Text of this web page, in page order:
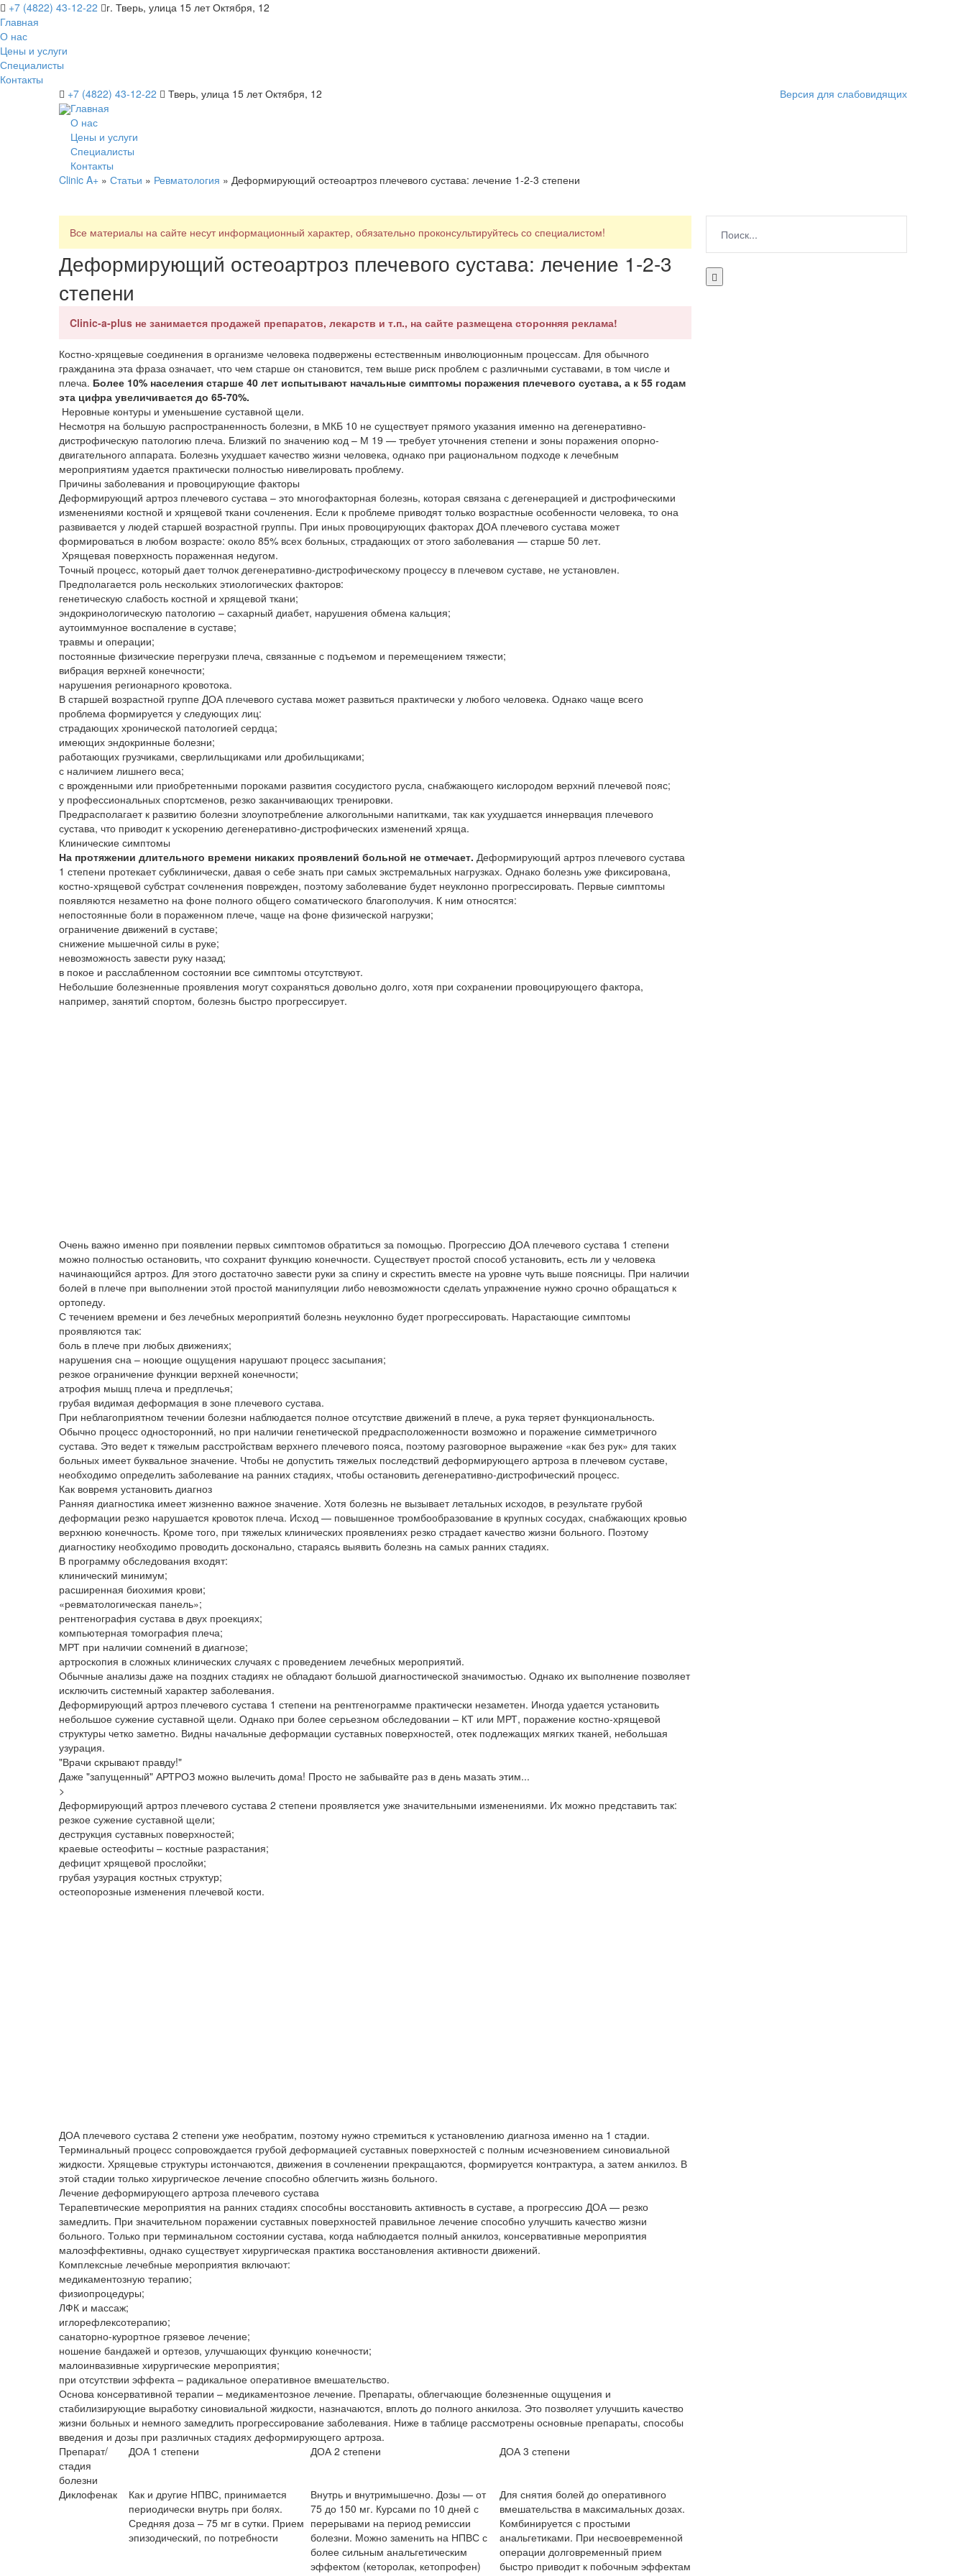
+7 (4822) 43-12-22
г. Тверь, улица 15 лет Октября, 12
Главная
О нас
Цены и услуги
Специалисты
Контакты
+7 (4822) 43-12-22
Тверь, улица 15 лет Октября, 12
Версия для слабовидящих
Главная
О нас
Цены и услуги
Специалисты
Контакты
Clinic A+ » Статьи » Ревматология » Деформирующий остеоартроз плечевого сустава: лечение 1-2-3 степени
Все материалы на сайте несут информационный характер, обязательно проконсультируйтесь со специалистом!
Деформирующий остеоартроз плечевого сустава: лечение 1-2-3
степени
Clinic-a-plus не занимается продажей препаратов, лекарств и т.п., на сайте размещена сторонняя реклама!
Костно-хрящевые соединения в организме человека подвержены естественным инволюционным процессам. Для обычного
гражданина эта фраза означает, что чем старше он становится, тем выше риск проблем с различными суставами, в том числе и
плеча. Более 10% населения старше 40 лет испытывают начальные симптомы поражения плечевого сустава, а к 55 годам
эта цифра увеличивается до 65-70%.
Неровные контуры и уменьшение суставной щели.
Несмотря на большую распространенность болезни, в МКБ 10 не существует прямого указания именно на дегенеративно-
дистрофическую патологию плеча. Близкий по значению код – М 19 — требует уточнения степени и зоны поражения опорно-
двигательного аппарата. Болезнь ухудшает качество жизни человека, однако при рациональном подходе к лечебным
мероприятиям удается практически полностью нивелировать проблему.
Причины заболевания и провоцирующие факторы
Деформирующий артроз плечевого сустава – это многофакторная болезнь, которая связана с дегенерацией и дистрофическими
изменениями костной и хрящевой ткани сочленения. Если к проблеме приводят только возрастные особенности человека, то она
развивается у людей старшей возрастной группы. При иных провоцирующих факторах ДОА плечевого сустава может
формироваться в любом возрасте: около 85% всех больных, страдающих от этого заболевания — старше 50 лет.
Хрящевая поверхность пораженная недугом.
Точный процесс, который дает толчок дегенеративно-дистрофическому процессу в плечевом суставе, не установлен.
Предполагается роль нескольких этиологических факторов:
генетическую слабость костной и хрящевой ткани;
эндокринологическую патологию – сахарный диабет, нарушения обмена кальция;
аутоиммунное воспаление в суставе;
травмы и операции;
постоянные физические перегрузки плеча, связанные с подъемом и перемещением тяжести;
вибрация верхней конечности;
нарушения регионарного кровотока.
В старшей возрастной группе ДОА плечевого сустава может развиться практически у любого человека. Однако чаще всего
проблема формируется у следующих лиц:
страдающих хронической патологией сердца;
имеющих эндокринные болезни;
работающих грузчиками, сверлильщиками или дробильщиками;
с наличием лишнего веса;
с врожденными или приобретенными пороками развития сосудистого русла, снабжающего кислородом верхний плечевой пояс;
у профессиональных спортсменов, резко заканчивающих тренировки.
Предрасполагает к развитию болезни злоупотребление алкогольными напитками, так как ухудшается иннервация плечевого
сустава, что приводит к ускорению дегенеративно-дистрофических изменений хряща.
Клинические симптомы
На протяжении длительного времени никаких проявлений больной не отмечает. Деформирующий артроз плечевого сустава
1 степени протекает субклинически, давая о себе знать при самых экстремальных нагрузках. Однако болезнь уже фиксирована,
костно-хрящевой субстрат сочленения поврежден, поэтому заболевание будет неуклонно прогрессировать. Первые симптомы
появляются незаметно на фоне полного общего соматического благополучия. К ним относятся:
непостоянные боли в пораженном плече, чаще на фоне физической нагрузки;
ограничение движений в суставе;
снижение мышечной силы в руке;
невозможность завести руку назад;
в покое и расслабленном состоянии все симптомы отсутствуют.
Небольшие болезненные проявления могут сохраняться довольно долго, хотя при сохранении провоцирующего фактора,
например, занятий спортом, болезнь быстро прогрессирует.
Очень важно именно при появлении первых симптомов обратиться за помощью. Прогрессию ДОА плечевого сустава 1 степени
можно полностью остановить, что сохранит функцию конечности. Существует простой способ установить, есть ли у человека
начинающийся артроз. Для этого достаточно завести руки за спину и скрестить вместе на уровне чуть выше поясницы. При наличии
болей в плече при выполнении этой простой манипуляции либо невозможности сделать упражнение нужно срочно обращаться к
ортопеду.
С течением времени и без лечебных мероприятий болезнь неуклонно будет прогрессировать. Нарастающие симптомы
проявляются так:
боль в плече при любых движениях;
нарушения сна – ноющие ощущения нарушают процесс засыпания;
резкое ограничение функции верхней конечности;
атрофия мышц плеча и предплечья;
грубая видимая деформация в зоне плечевого сустава.
При неблагоприятном течении болезни наблюдается полное отсутствие движений в плече, а рука теряет функциональность.
Обычно процесс односторонний, но при наличии генетической предрасположенности возможно и поражение симметричного
сустава. Это ведет к тяжелым расстройствам верхнего плечевого пояса, поэтому разговорное выражение «как без рук» для таких
больных имеет буквальное значение. Чтобы не допустить тяжелых последствий деформирующего артроза в плечевом суставе,
необходимо определить заболевание на ранних стадиях, чтобы остановить дегенеративно-дистрофический процесс.
Как вовремя установить диагноз
Ранняя диагностика имеет жизненно важное значение. Хотя болезнь не вызывает летальных исходов, в результате грубой
деформации резко нарушается кровоток плеча. Исход — повышенное тромбообразование в крупных сосудах, снабжающих кровью
верхнюю конечность. Кроме того, при тяжелых клинических проявлениях резко страдает качество жизни больного. Поэтому
диагностику необходимо проводить досконально, стараясь выявить болезнь на самых ранних стадиях.
В программу обследования входят:
клинический минимум;
расширенная биохимия крови;
«ревматологическая панель»;
рентгенография сустава в двух проекциях;
компьютерная томография плеча;
МРТ при наличии сомнений в диагнозе;
артроскопия в сложных клинических случаях с проведением лечебных мероприятий.
Обычные анализы даже на поздних стадиях не обладают большой диагностической значимостью. Однако их выполнение позволяет
исключить системный характер заболевания.
Деформирующий артроз плечевого сустава 1 степени на рентгенограмме практически незаметен. Иногда удается установить
небольшое сужение суставной щели. Однако при более серьезном обследовании – КТ или МРТ, поражение костно-хрящевой
структуры четко заметно. Видны начальные деформации суставных поверхностей, отек подлежащих мягких тканей, небольшая
узурация.
"Врачи скрывают правду!"
Даже "запущенный" АРТРОЗ можно вылечить дома! Просто не забывайте раз в день мазать этим...
>
Деформирующий артроз плечевого сустава 2 степени проявляется уже значительными изменениями. Их можно представить так:
резкое сужение суставной щели;
деструкция суставных поверхностей;
краевые остеофиты – костные разрастания;
дефицит хрящевой прослойки;
грубая узурация костных структур;
остеопорозные изменения плечевой кости.
ДОА плечевого сустава 2 степени уже необратим, поэтому нужно стремиться к установлению диагноза именно на 1 стадии.
Терминальный процесс сопровождается грубой деформацией суставных поверхностей с полным исчезновением синовиальной
жидкости. Хрящевые структуры истончаются, движения в сочленении прекращаются, формируется контрактура, а затем анкилоз. В
этой стадии только хирургическое лечение способно облегчить жизнь больного.
Лечение деформирующего артроза плечевого сустава
Терапевтические мероприятия на ранних стадиях способны восстановить активность в суставе, а прогрессию ДОА — резко
замедлить. При значительном поражении суставных поверхностей правильное лечение способно улучшить качество жизни
больного. Только при терминальном состоянии сустава, когда наблюдается полный анкилоз, консервативные мероприятия
малоэффективны, однако существует хирургическая практика восстановления активности движений.
Комплексные лечебные мероприятия включают:
медикаментозную терапию;
физиопроцедуры;
ЛФК и массаж;
иглорефлексотерапию;
санаторно-курортное грязевое лечение;
ношение бандажей и ортезов, улучшающих функцию конечности;
малоинвазивные хирургические мероприятия;
при отсутствии эффекта – радикальное оперативное вмешательство.
Основа консервативной терапии – медикаментозное лечение. Препараты, облегчающие болезненные ощущения и
стабилизирующие выработку синовиальной жидкости, назначаются, вплоть до полного анкилоза. Это позволяет улучшить качество
жизни больных и немного замедлить прогрессирование заболевания. Ниже в таблице рассмотрены основные препараты, способы
введения и дозы при различных стадиях деформирующего артроза.
Препарат/
стадия
болезни
ДОА 1 степени ДОА 2 степени ДОА 3 степени
Диклофенак
Как и другие НПВС, принимается
периодически внутрь при болях.
Средняя доза – 75 мг в сутки. Прием
эпизодический, по потребности
Внутрь и внутримышечно. Дозы — от
75 до 150 мг. Курсами по 10 дней с
перерывами на период ремиссии
болезни. Можно заменить на НПВС с
более сильным анальгетическим
эффектом (кеторолак, кетопрофен)
Для снятия болей до оперативного
вмешательства в максимальных дозах.
Комбинируется с простыми
анальгетиками. При несвоевременной
операции долговременный прием
быстро приводит к побочным эффектам